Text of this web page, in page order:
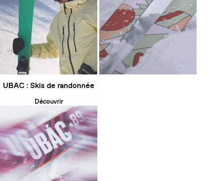
UBAC : Skis de randonnée
Découvrir